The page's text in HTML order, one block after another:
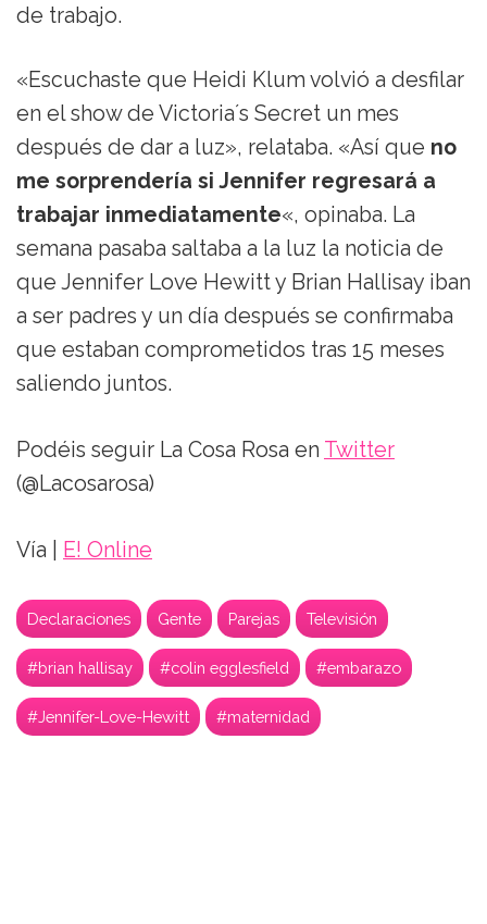
de trabajo.
«Escuchaste que Heidi Klum volvió a desfilar
en el show de Victoria´s Secret un mes
después de dar a luz», relataba. «Así que no
me sorprendería si Jennifer regresará a
trabajar inmediatamente«, opinaba. La
semana pasaba saltaba a la luz la noticia de
que Jennifer Love Hewitt y Brian Hallisay iban
a ser padres y un día después se confirmaba
que estaban comprometidos tras 15 meses
saliendo juntos.
Podéis seguir La Cosa Rosa en Twitter
(@Lacosarosa)
Vía | E! Online
Declaraciones Gente Parejas Televisión
#brian hallisay #colin egglesfield #embarazo
#Jennifer-Love-Hewitt #maternidad